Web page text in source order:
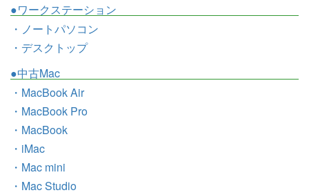
●ワークステーション
・ノートパソコン
・デスクトップ
●中古Mac
・MacBook Air
・MacBook Pro
・MacBook
・iMac
・Mac mini
・Mac Studio